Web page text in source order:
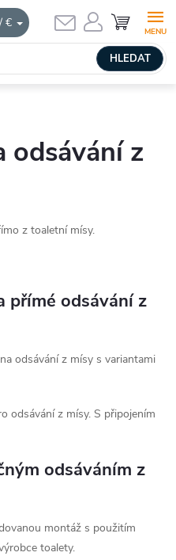
€
HLEDAT
NÁKUPNÍ
KOŠÍK
odsávání z
z toaletní mísy.
přímé odsávání z
odsávání z mísy s variantami
odsávání z mísy. S připojením
odsáváním z
montáž s použitím
toalety.